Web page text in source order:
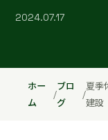
2024.07.17
ホー
ム
/
ブロ
グ
/
夏季
建設